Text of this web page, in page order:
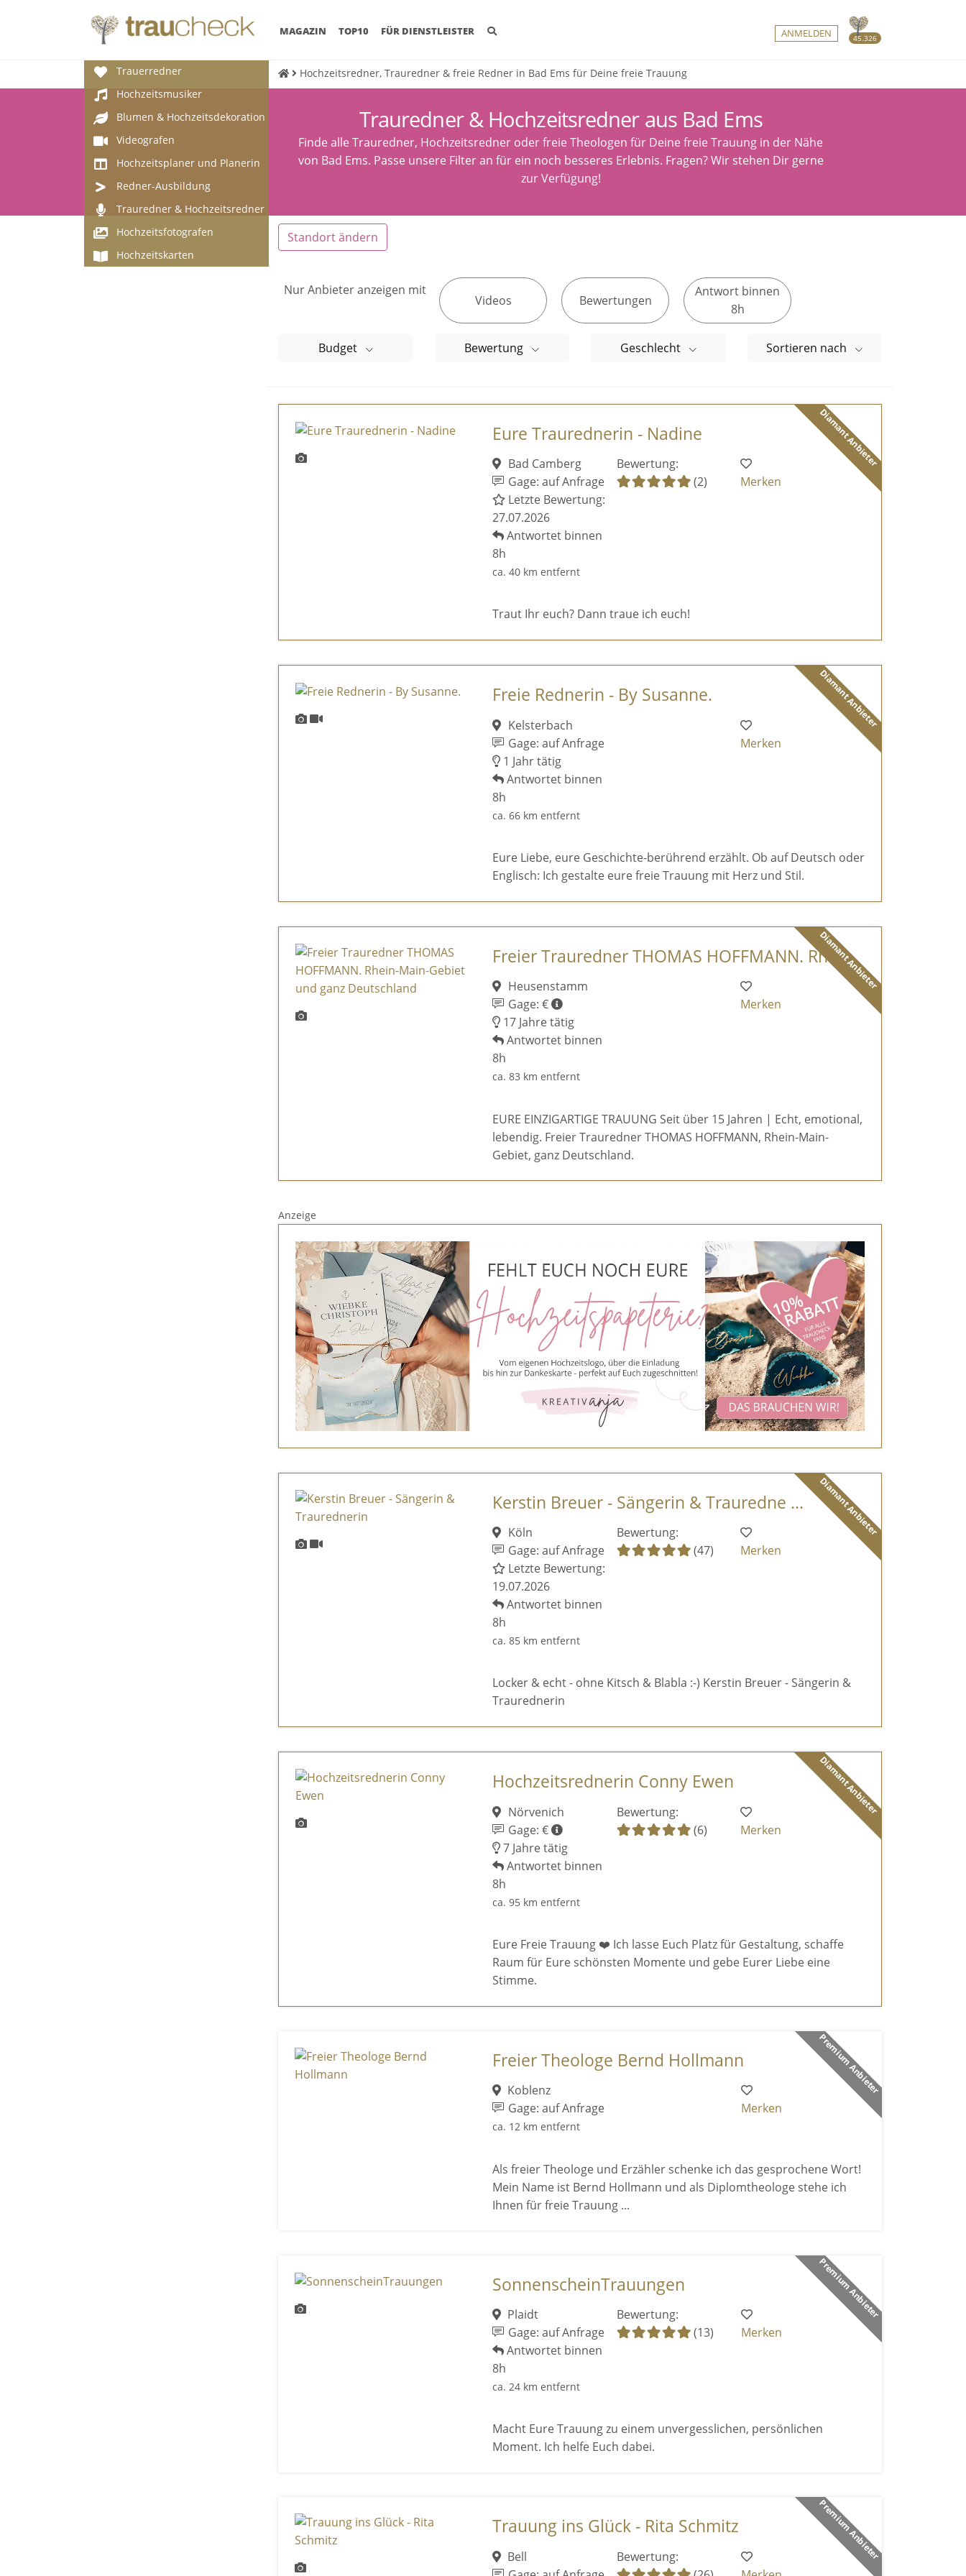
45.326
MAGAZIN (CURRENT)
TOP10 FÜR DIENSTLEISTER ANMELDEN
Trauerredner
Hochzeitsmusiker
Blumen & Hochzeitsdekoration
Videografen
Hochzeitsplaner und Planerin
Redner-Ausbildung
Trauredner & Hochzeitsredner
Hochzeitsfotografen
Hochzeitskarten
Hochzeitsredner, Trauredner & freie Redner in Bad Ems für Deine freie Trauung
Trauredner & Hochzeitsredner aus Bad Ems
Finde alle Trauredner, Hochzeitsredner oder freie Theologen für Deine freie Trauung in der Nähe
von Bad Ems. Passe unsere Filter an für ein noch besseres Erlebnis. Fragen? Wir stehen Dir gerne
zur Verfügung!
Standort ändern
Nur Anbieter anzeigen mit
Videos Bewertungen
Antwort binnen
8h
Budget Bewertung Geschlecht Sortieren nach
Diamant Anbieter
Eure Traurednerin - Nadine
Bad Camberg
Gage: auf Anfrage
Letzte Bewertung:
27.07.2026
Antwortet binnen
8h
ca. 40 km entfernt
Bewertung:
(2)
Merken
Traut Ihr euch? Dann traue ich euch!
Diamant Anbieter
Freie Rednerin - By Susanne.
Kelsterbach
Gage: auf Anfrage
1 Jahr tätig
Antwortet binnen
8h
ca. 66 km entfernt
Merken
Eure Liebe, eure Geschichte-berührend erzählt. Ob auf Deutsch oder
Englisch: Ich gestalte eure freie Trauung mit Herz und Stil.
Diamant Anbieter
Freier Trauredner THOMAS HOFFMANN. Rh ...
Heusenstamm
Gage: €
17 Jahre tätig
Antwortet binnen
8h
ca. 83 km entfernt
Merken
EURE EINZIGARTIGE TRAUUNG Seit über 15 Jahren | Echt, emotional,
lebendig. Freier Trauredner THOMAS HOFFMANN, Rhein-Main-
Gebiet, ganz Deutschland.
Anzeige
Diamant Anbieter
Kerstin Breuer - Sängerin & Trauredne ...
Köln
Gage: auf Anfrage
Letzte Bewertung:
19.07.2026
Antwortet binnen
8h
ca. 85 km entfernt
Bewertung:
(47)
Merken
Locker & echt - ohne Kitsch & Blabla :-) Kerstin Breuer - Sängerin &
Traurednerin
Diamant Anbieter
Hochzeitsrednerin Conny Ewen
Nörvenich
Gage: €
7 Jahre tätig
Antwortet binnen
8h
ca. 95 km entfernt
Bewertung:
(6)
Merken
Eure Freie Trauung ❤️ Ich lasse Euch Platz für Gestaltung, schaffe
Raum für Eure schönsten Momente und gebe Eurer Liebe eine
Stimme.
Premium Anbieter
Freier Theologe Bernd Hollmann
Koblenz
Gage: auf Anfrage
ca. 12 km entfernt
Merken
Als freier Theologe und Erzähler schenke ich das gesprochene Wort!
Mein Name ist Bernd Hollmann und als Diplomtheologe stehe ich
Ihnen für freie Trauung ...
Premium Anbieter
SonnenscheinTrauungen
Plaidt
Gage: auf Anfrage
Antwortet binnen
8h
ca. 24 km entfernt
Bewertung:
(13)
Merken
Macht Eure Trauung zu einem unvergesslichen, persönlichen
Moment. Ich helfe Euch dabei.
Premium Anbieter
Trauung ins Glück - Rita Schmitz
Bell
Bewertung: